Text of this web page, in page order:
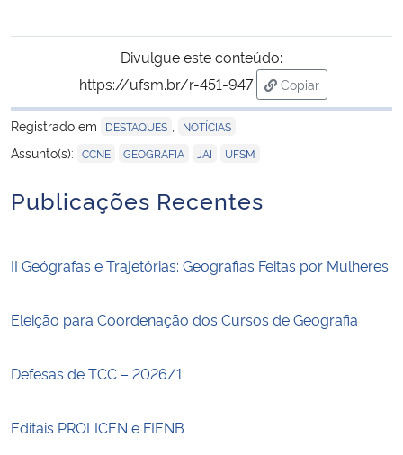
Divulgue este conteúdo:
https://ufsm.br/r-451-947
Copiar
para área de
Registrado em
DESTAQUES NOTÍCIAS
Assunto(s): CCNE GEOGRAFIA JAI UFSM
Publicações Recentes
II Geógrafas e Trajetórias: Geografias Feitas por Mulheres
Eleição para Coordenação dos Cursos de Geografia
Defesas de TCC – 2026/1
Editais PROLICEN e FIENB